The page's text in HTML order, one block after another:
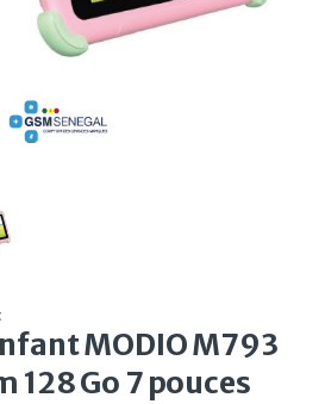
MODIO M793
128 Go 7 pouces